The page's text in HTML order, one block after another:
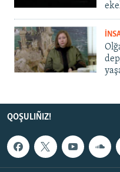
QOŞULIÑIZ!